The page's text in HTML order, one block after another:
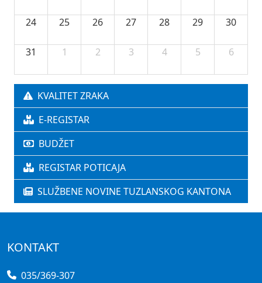
24 25 26 27 28 29 30
31 1 2 3 4 5 6
KVALITET ZRAKA
E-REGISTAR
BUDŽET
REGISTAR POTICAJA
SLUŽBENE NOVINE TUZLANSKOG KANTONA
KONTAKT
035/369-307